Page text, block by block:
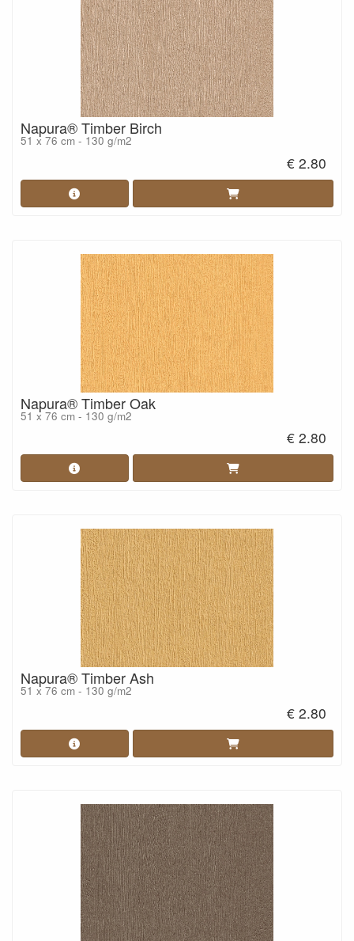
Napura® Timber Birch
51 x 76 cm - 130 g/m2
€ 2.80
Napura® Timber Oak
51 x 76 cm - 130 g/m2
€ 2.80
Napura® Timber Ash
51 x 76 cm - 130 g/m2
€ 2.80